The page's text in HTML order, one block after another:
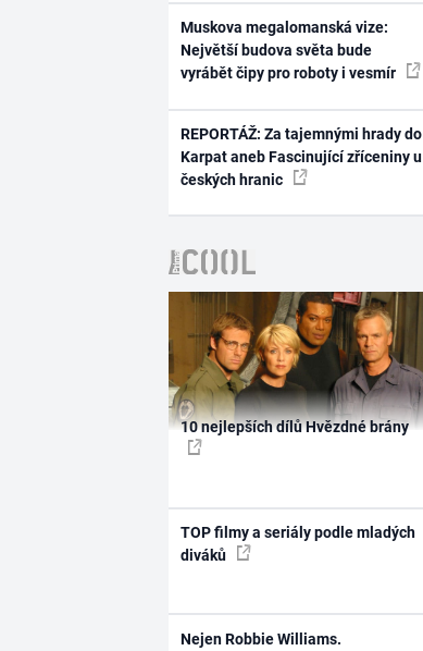
Muskova megalomanská vize:
Největší budova světa bude
vyrábět čipy pro roboty i vesmír
REPORTÁŽ: Za tajemnými hrady do
Karpat aneb Fascinující zříceniny u
českých hranic
10 nejlepších dílů Hvězdné brány
TOP filmy a seriály podle mladých
diváků
Nejen Robbie Williams.